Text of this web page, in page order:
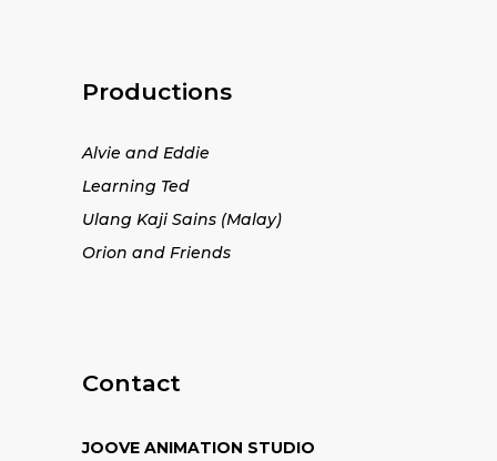
Productions
Alvie and Eddie
Learning Ted
Ulang Kaji Sains (Malay)
Orion and Friends
Contact
JOOVE ANIMATION STUDIO